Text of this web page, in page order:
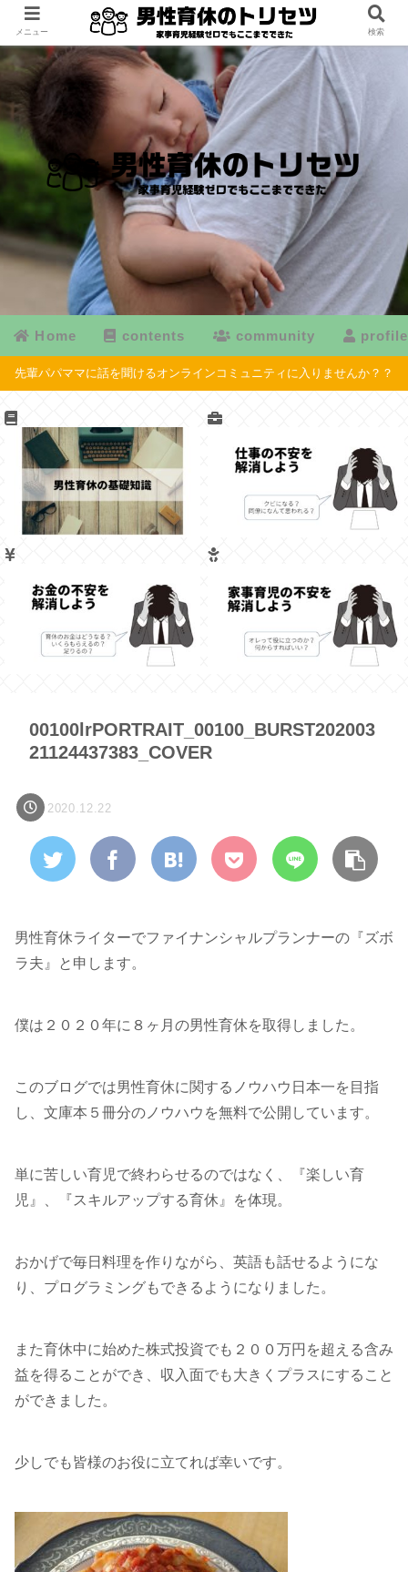
Home contents community profile
先輩パパママに話を聞けるオンラインコミュニティに入りませんか？？
00100lrPORTRAIT_00100_BURST202003
21124437383_COVER
2020.12.22
男性育休ライターでファイナンシャルプランナーの『ズボ
ラ夫』と申します。
僕は２０２０年に８ヶ月の男性育休を取得しました。
このブログでは男性育休に関するノウハウ日本一を目指
し、文庫本５冊分のノウハウを無料で公開しています。
単に苦しい育児で終わらせるのではなく、『楽しい育
児』、『スキルアップする育休』を体現。
おかげで毎日料理を作りながら、英語も話せるようにな
り、プログラミングもできるようになりました。
また育休中に始めた株式投資でも２００万円を超える含み
益を得ることができ、収入面でも大きくプラスにすること
ができました。
少しでも皆様のお役に立てれば幸いです。
メニュー 検索